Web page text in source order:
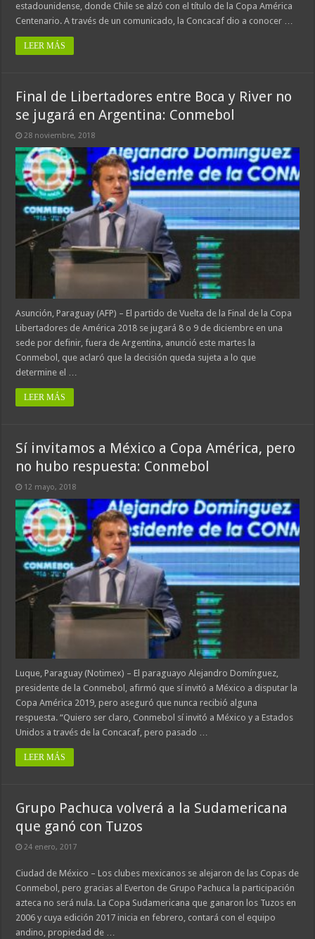
estadounidense, donde Chile se alzó con el título de la Copa América
Centenario. A través de un comunicado, la Concacaf dio a conocer …
LEER MÁS
Final de Libertadores entre Boca y River no
se jugará en Argentina: Conmebol
28 noviembre, 2018
Asunción, Paraguay (AFP) – El partido de Vuelta de la Final de la Copa
Libertadores de América 2018 se jugará 8 o 9 de diciembre en una
sede por definir, fuera de Argentina, anunció este martes la
Conmebol, que aclaró que la decisión queda sujeta a lo que
determine el …
LEER MÁS
Sí invitamos a México a Copa América, pero
no hubo respuesta: Conmebol
12 mayo, 2018
Luque, Paraguay (Notimex) – El paraguayo Alejandro Domínguez,
presidente de la Conmebol, afirmó que sí invitó a México a disputar la
Copa América 2019, pero aseguró que nunca recibió alguna
respuesta. “Quiero ser claro, Conmebol sí invitó a México y a Estados
Unidos a través de la Concacaf, pero pasado …
LEER MÁS
Grupo Pachuca volverá a la Sudamericana
que ganó con Tuzos
24 enero, 2017
Ciudad de México – Los clubes mexicanos se alejaron de las Copas de
Conmebol, pero gracias al Everton de Grupo Pachuca la participación
azteca no será nula. La Copa Sudamericana que ganaron los Tuzos en
2006 y cuya edición 2017 inicia en febrero, contará con el equipo
andino, propiedad de …